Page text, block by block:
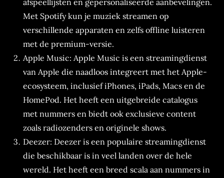
afspeellijsten en gepersonaliseerde aanbevelingen.
Met Spotify kun je muziek streamen op
verschillende apparaten en zelfs offline luisteren
met de premium-versie.
Apple Music: Apple Music is een streamingdienst
van Apple die naadloos integreert met het Apple-
ecosysteem, inclusief iPhones, iPads, Macs en de
HomePod. Het heeft een uitgebreide catalogus
met nummers en biedt ook exclusieve content
zoals radiozenders en originele shows.
Deezer: Deezer is een populaire streamingdienst
die beschikbaar is in veel landen over de hele
wereld. Het heeft een breed scala aan nummers in